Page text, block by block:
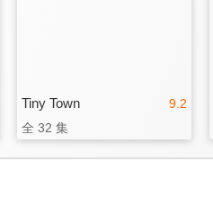
9.2
Tiny Town
全 32 集